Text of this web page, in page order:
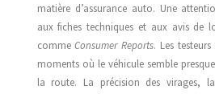
matière d’assurance auto. Une
aux fiches techniques et aux avis de
commeConsumer Reports. Les
moments où le véhicule semble
la route. La précision des virages,